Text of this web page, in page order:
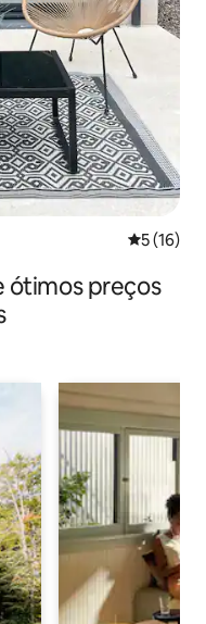
5 de uma
5 (16)
ótimos preços